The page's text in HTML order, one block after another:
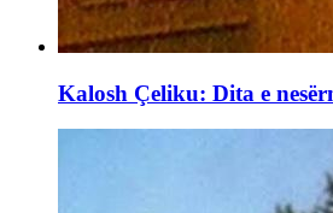
Kalosh Çeliku: Dita e